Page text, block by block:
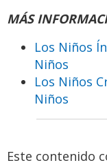
MÁS
Los Niños
Niños
Los Niños
Niños
Este contenido